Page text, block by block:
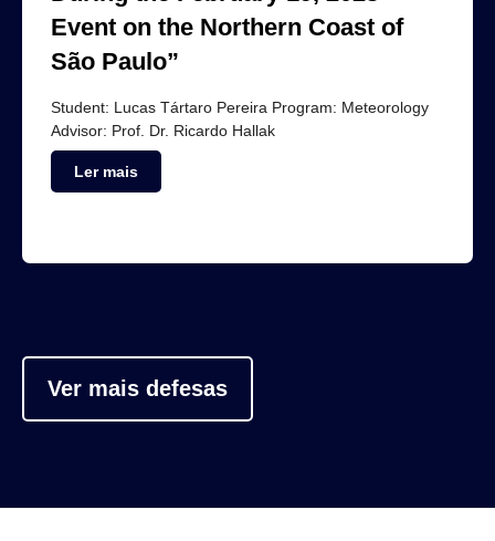
Event on the Northern Coast of
São Paulo”
Student: Lucas Tártaro Pereira Program: Meteorology
Advisor: Prof. Dr. Ricardo Hallak
Ler mais
Ver mais defesas